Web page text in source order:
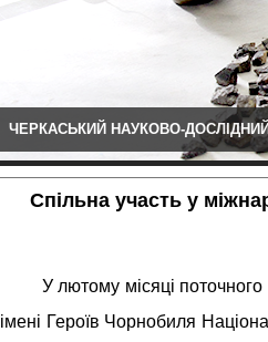
ЧЕРКАСЬКИЙ НАУКОВО-
Спільна участь у
У лютому місяці
імені Героїв Чорнобиля